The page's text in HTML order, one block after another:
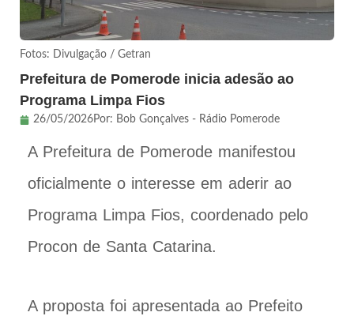
Fotos: Divulgação / Getran
Prefeitura de Pomerode inicia adesão ao
Programa Limpa Fios
26/05/2026Por: Bob Gonçalves - Rádio Pomerode
A Prefeitura de Pomerode manifestou
oficialmente o interesse em aderir ao
Programa Limpa Fios, coordenado pelo
Procon de Santa Catarina.
A proposta foi apresentada ao Prefeito